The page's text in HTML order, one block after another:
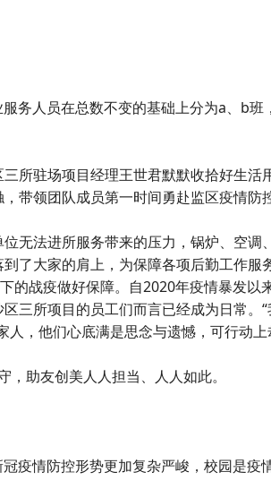
务人员在总数不变的基础上分为a、b班
所驻场项目经理王世君默默收拾好生活
带领团队成员第一时间勇赴监区疫情防
无法进所服务带来的压力，锅炉、空调
了大家的肩上，为保障各项后勤工作服
的战疫做好保障。自2020年疫情暴发以
三所项目的员工们而言已经成为日常。
，他们心底满是思念与遗憾，可行动上
，助友创美人人担当、人人如此。
疫情防控形势更加复杂严峻，校园是疫